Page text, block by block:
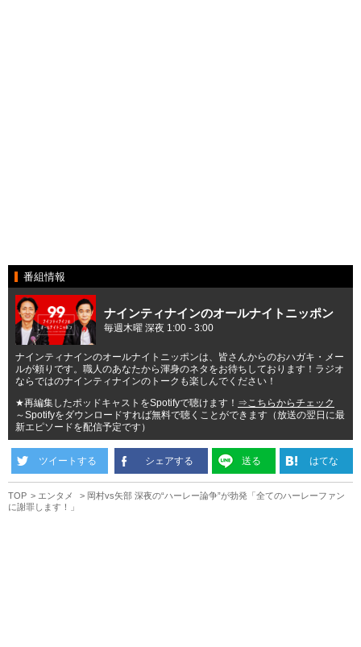
番組情報
ナインティナインのオールナイトニッポン
毎週木曜 深夜 1:00 - 3:00
ナインティナインのオールナイトニッポンは、皆さんからのおハガキ・メー
ルが頼りです。職人のあなたから渾身のネタをお待ちしております！ラジオ
ならではのナインティナインのトークも楽しんでください！
★再編集したポッドキャストをSpotifyで聴けます！ ⇒こちらからチェック
～Spotifyをダウンロードすれば無料で聴くことができます（放送の翌日に最
新エピソードを配信予定です）
ツイートする シェアする 送る はてな
TOP エンタメ
岡村vs矢部 深夜の“ハーレー論争”が勃発「全てのハーレーファン
に謝罪します！」